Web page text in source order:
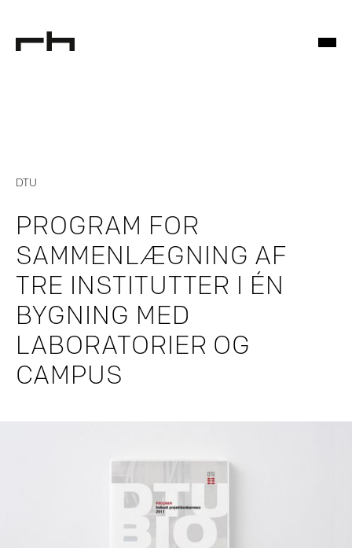
DTU
PROGRAM FOR
SAMMENLÆGNING AF
TRE INSTITUTTER I ÉN
BYGNING MED
LABORATORIER OG
CAMPUS